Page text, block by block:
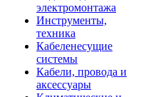
электромонтажа
Инструменты,
техника
Кабеленесущие
системы
Кабели, провода и
аксессуары